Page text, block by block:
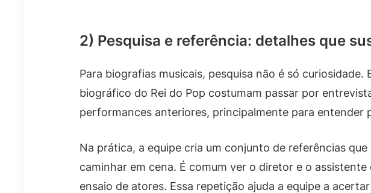
2) Pesquisa e referência: detalhes que
Para biografias musicais, pesquisa não é só
biográfico do Rei do Pop costumam passar por
performances anteriores, principalmente para entender
Na prática, a equipe cria um conjunto de referências
caminhar em cena. É comum ver o diretor e o
ensaio de atores. Essa repetição ajuda a equipe a